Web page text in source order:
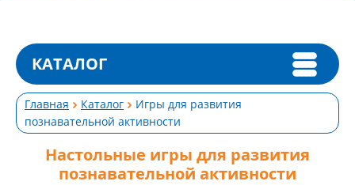
КАТАЛОГ
Главная Каталог
Игры для развития
познавательной активности
Настольные игры для развития
познавательной активности